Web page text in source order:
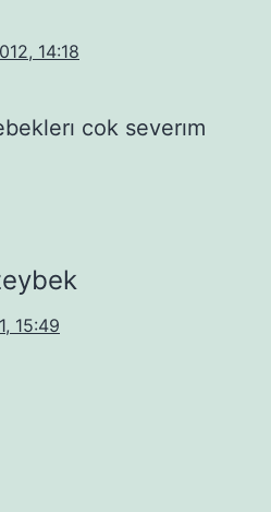
14:18
cok severım
15:49